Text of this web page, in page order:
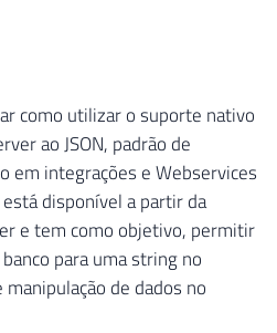
como utilizar o suporte nativo
ao JSON, padrão de
em integrações e Webservices
disponível a partir da
e tem como objetivo, permitir
para uma string no
de dados no